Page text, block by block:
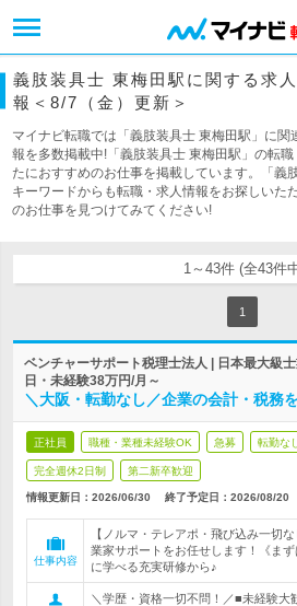
義肢装具士 東梅田駅に関する求
報＜8/7（金）更新＞
マイナビ転職では「義肢装具士 東梅田駅」に
報を多数掲載中!「義肢装具士 東梅田駅」の転
たにおすすめのお仕事を掲載しています。「義
キーワードからも転職・求人情報をお探しいた
のお仕事を見つけてみてください!
1～43件 (全43件
1
ベンチャーサポート税理士法人 | 日本最大級
日・未経験38万円/月～
＼大阪・転勤なし／企業の会計・税務
正社員 職種・業種未経験OK 急募 転勤な
完全週休2日制 第二新卒歓迎
情報更新日：2026/06/30 終了予定日： 2026/08/20
仕事内容
【ノルマ・テレアポ・飛び込み一切
業家サポートをお任せします！《ま
に学べる充実研修から♪
＼学歴・資格一切不問！／■未経験大